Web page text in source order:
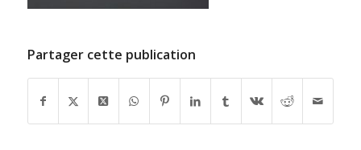
Partager cette publication